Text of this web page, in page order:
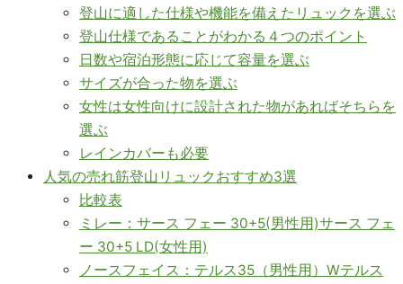
登山に適した仕様や機能を備えたリュックを選ぶ
登山仕様であることがわかる４つのポイント
日数や宿泊形態に応じて容量を選ぶ
サイズが合った物を選ぶ
女性は女性向けに設計された物があればそちらを
選ぶ
レインカバーも必要
人気の売れ筋登山リュックおすすめ3選
比較表
ミレー：サース フェー 30+5(男性用)サース フェ
ー 30+5 LD(女性用)
ノースフェイス：テルス35（男性用）Wテルス